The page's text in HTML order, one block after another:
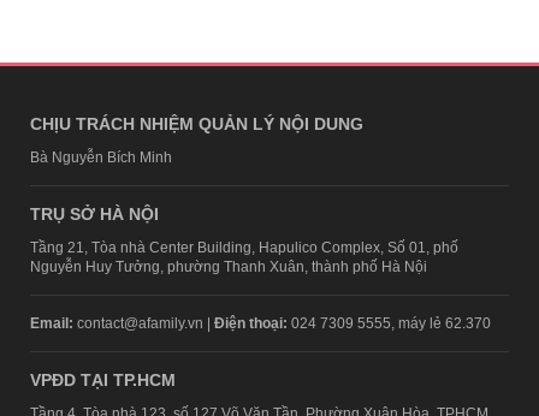
CHỊU TRÁCH NHIỆM QUẢN LÝ NỘI DUNG
Bà Nguyễn Bích Minh
TRỤ SỞ HÀ NỘI
Tầng 21, Tòa nhà Center Building, Hapulico Complex, Số 01, phố
Nguyễn Huy Tưởng, phường Thanh Xuân, thành phố Hà Nội
Email: contact@afamily.vn | Điện thoại: 024 7309 5555, máy lẻ 62.370
VPĐD TẠI TP.HCM